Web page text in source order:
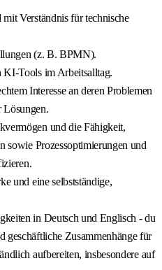
Verständnis für technische
(z. B. BPMN).
im Arbeitsalltag.
Interesse an deren Problemen
Lösungen.
und die Fähigkeit,
sowie Prozessoptimierungen und
und eine selbstständige,
in Deutsch und Englisch - du
geschäftliche Zusammenhänge für
aufbereiten, insbesondere auf